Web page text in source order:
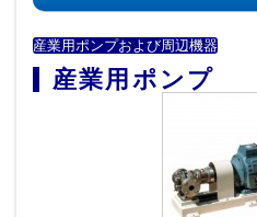
求人情報
産業用ポンプおよび周辺機器
産業用ポンプ